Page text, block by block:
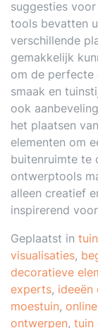
suggesties
tools bevatten
verschillende
gemakkelijk
om de perfecte
smaak en
ook
het plaatsen
elementen om
buitenruimte te
ontwerptools
alleen creatief
inspirerend
Geplaatst in
visualisaties,
decoratieve
experts, ideeën
moestuin, online
ontwerpen, tuin